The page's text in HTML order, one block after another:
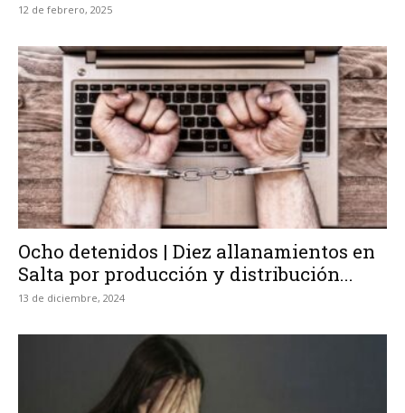
12 de febrero, 2025
Ocho detenidos | Diez allanamientos en
Salta por producción y distribución...
13 de diciembre, 2024